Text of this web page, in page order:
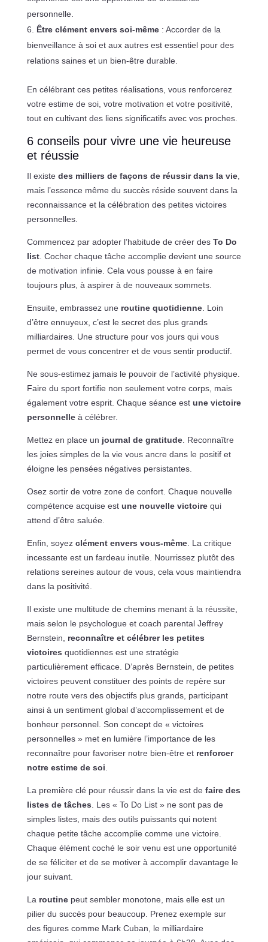
personnelle.
Être clément envers soi-même: Accorder de la
bienveillance à soi et aux autres est essentiel pour des
relations saines et un bien-être durable.
En célébrant ces petites réalisations, vous renforcerez
votre estime de soi, votre motivation et votre positivité,
tout en cultivant des liens significatifs avec vos proches.
6 conseils pour vivre une vie heureuse
et réussie
Il existe des milliers de façons de réussir dans la vie,
mais l’essence même du succès réside souvent dans la
reconnaissance et la célébration des petites victoires
personnelles.
Commencez par adopter l’habitude de créer des To Do
list. Cocher chaque tâche accomplie devient une source
de motivation infinie. Cela vous pousse à en faire
toujours plus, à aspirer à de nouveaux sommets.
Ensuite, embrassez une routine quotidienne. Loin
d’être ennuyeux, c’est le secret des plus grands
milliardaires. Une structure pour vos jours qui vous
permet de vous concentrer et de vous sentir productif.
Ne sous-estimez jamais le pouvoir de l’activité physique.
Faire du sport fortifie non seulement votre corps, mais
également votre esprit. Chaque séance est une victoire
personnelleà célébrer.
Mettez en place un journal de gratitude. Reconnaître
les joies simples de la vie vous ancre dans le positif et
éloigne les pensées négatives persistantes.
Osez sortir de votre zone de confort. Chaque nouvelle
compétence acquise est une nouvelle victoirequi
attend d’être saluée.
Enfin, soyez clément envers vous-même. La critique
incessante est un fardeau inutile. Nourrissez plutôt des
relations sereines autour de vous, cela vous maintiendra
dans la positivité.
Il existe une multitude de chemins menant à la réussite,
mais selon le psychologue et coach parental Jeffrey
Bernstein, reconnaître et célébrer les petites
victoires quotidiennes est une stratégie
particulièrement efficace. D’après Bernstein, de petites
victoires peuvent constituer des points de repère sur
notre route vers des objectifs plus grands, participant
ainsi à un sentiment global d’accomplissement et de
bonheur personnel. Son concept de « victoires
personnelles » met en lumière l’importance de les
reconnaître pour favoriser notre bien-être et renforcer
notre estime de soi
La première clé pour réussir dans la vie est de faire des
listes de tâches . Les « To Do List » ne sont pas de
simples listes, mais des outils puissants qui notent
chaque petite tâche accomplie comme une victoire.
Chaque élément coché le soir venu est une opportunité
de se féliciter et de se motiver à accomplir davantage le
jour suivant.
La routinepeut sembler monotone, mais elle est un
pilier du succès pour beaucoup. Prenez exemple sur
des figures comme Mark Cuban, le milliardaire